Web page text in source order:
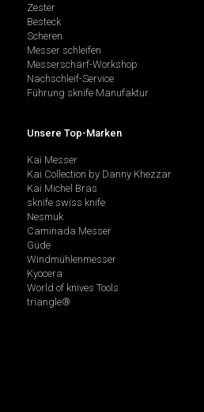
Zester
Besteck
Scheren
Messer schleifen
Messerschärf-Workshop
Nachschleif-Service
Führung sknife Manufaktur
Unsere Top-Marken
Kai Messer
Kai Collection by Danny Khezzar
Kai Michel Bras
sknife swiss knife
Nesmuk
Caminada Messer
Güde
Windmühlenmesser
Kyocera
World of knives Tools
triangle®